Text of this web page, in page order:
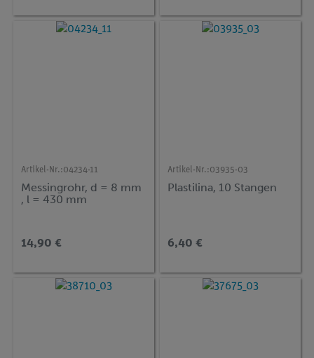
Artikel-Nr.:04234-11
Messingrohr, d = 8 mm
, l = 430 mm
14,90 €
Artikel-Nr.:03935-03
Plastilina, 10 Stangen
6,40 €